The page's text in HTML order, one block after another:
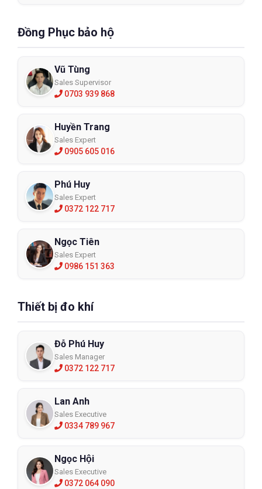
Đồng Phục bảo hộ
Vũ Tùng
Sales Supervisor
0703 939 868
Huyền Trang
Sales Expert
0905 605 016
Phú Huy
Sales Expert
0372 122 717
Ngọc Tiên
Sales Expert
0986 151 363
Thiết bị đo khí
Đỗ Phú Huy
Sales Manager
0372 122 717
Lan Anh
Sales Executive
0334 789 967
Ngọc Hội
Sales Executive
0372 064 090